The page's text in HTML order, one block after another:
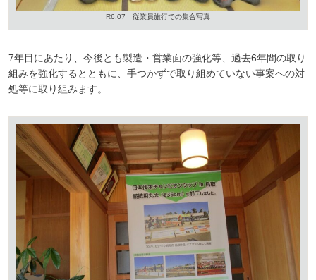
R6.07 従業員旅行での集合写真
7年目にあたり、今後とも製造・営業面の強化等、過去6年間の取り
組みを強化するとともに、手つかずで取り組めていない事案への対
処等に取り組みます。